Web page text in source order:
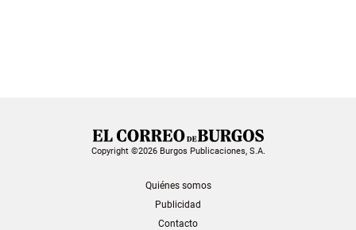
Copyright ©2026 Burgos Publicaciones, S.A.
Quiénes somos
Publicidad
Contacto